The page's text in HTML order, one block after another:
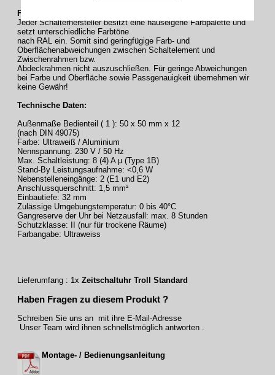
Farben*:
Jeder Schalterhersteller besitzt eine hauseigene Farbpalette und
setzt unterschiedliche Farbtöne
nach RAL ein. Somit sind geringfügige Farb- und
Oberflächenabweichungen zwischen Schaltelement und
Zwischenrahmen bzw.
Abdeckrahmen nicht auszuschließen. Für geringe Abweichungen
bei Farbe und Oberfläche sowie Passgenauigkeit übernehmen wir
keine Gewähr!
Technische Daten:
Außenmaße Bedienteil ( 1 ): 50 x 50 mm x 12
(nach DIN 49075)
Farbe: Ultraweiß / Aluminium
Nennspannung: 230 V / 50 Hz
Max. Schaltleistung: 8 (4) A µ (Type 1B)
Stand-By Leistungsaufnahme: <0,6 W
Nebenstelleneingänge: 2 (E1 und E2)
Anschlussquerschnitt: 1,5 mm²
Einbautiefe: 32 mm
Zulässige Umgebungstemperatur: 0 bis 40°C
Gangreserve der Uhr bei Netzausfall: max. 8 Stunden
Schutzklasse: II (nur für trockene Räume)
Farbangabe: Ultraweiss
Lieferumfang : 1x Zeitschaltuhr Troll Standard
Haben Fragen zu diesem Produkt ?
Schreiben Sie uns an mit ihre E-Mail-Adresse
Unser Team wird ihnen schnellstmöglich antworten .
Montage- / Bedienungsanleitung